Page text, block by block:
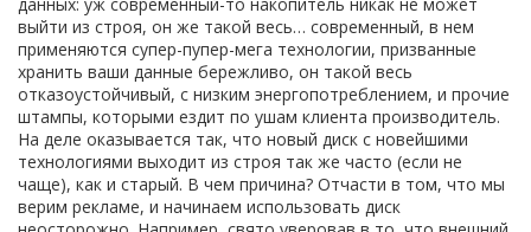
выйти из строя, он же такой весь… современный, в нем
применяются супер-пупер-мега технологии, призванные
хранить ваши данные бережливо, он такой весь
отказоустойчивый, с низким энергопотреблением, и прочие
штампы, которыми ездит по ушам клиента производитель.
На деле оказывается так, что новый диск с новейшими
технологиями выходит из строя так же часто (если не
чаще), как и старый. В чем причина? Отчасти в том, что мы
верим рекламе, и начинаем использовать диск